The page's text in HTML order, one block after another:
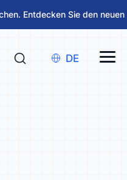
Entdecken Sie den
DE